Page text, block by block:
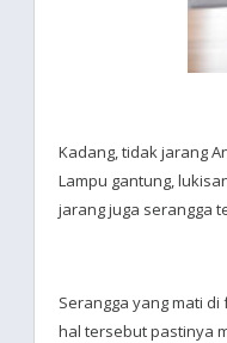
Kadang, tidak jarang
Lampu gantung,
jarang juga serangga
Serangga yang mati
hal tersebut pastinya